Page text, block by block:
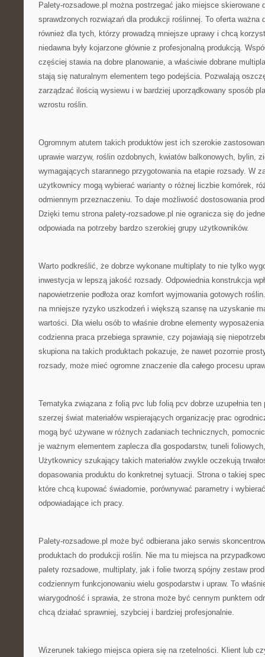
Palety-rozsadowe.pl można postrzegać jako miejsce skierowane
sprawdzonych rozwiązań dla produkcji roślinnej. To oferta ważna
również dla tych, którzy prowadzą mniejsze uprawy i chcą
niedawna były kojarzone głównie z profesjonalną produkcją.
częściej stawia na dobre planowanie, a właściwie dobrane
stają się naturalnym elementem tego podejścia. Pozwalają
zarządzać ilością wysiewu i w bardziej uporządkowany sposób
wzrostu roślin.
Ogromnym atutem takich produktów jest ich szerokie
uprawie warzyw, roślin ozdobnych, kwiatów balkonowych, bylin,
wymagających starannego przygotowania na etapie rozsady. W
użytkownicy mogą wybierać warianty o różnej liczbie komórek,
odmiennym przeznaczeniu. To daje możliwość dostosowania
Dzięki temu strona palety-rozsadowe.pl nie ogranicza się do
odpowiada na potrzeby bardzo szerokiej grupy użytkowników.
Warto podkreślić, że dobrze wykonane multiplaty to nie tylko
inwestycja w lepszą jakość rozsady. Odpowiednia konstrukcja
napowietrzenie podłoża oraz komfort wyjmowania gotowych
na mniejsze ryzyko uszkodzeń i większą szansę na uzyskanie
wartości. Dla wielu osób to właśnie drobne elementy
codzienna praca przebiega sprawnie, czy pojawiają się
skupiona na takich produktach pokazuje, że nawet pozornie
rozsady, może mieć ogromne znaczenie dla całego procesu
Tematyka związana z folią pvc lub folią pcv dobrze uzupełnia
szerzej świat materiałów wspierających organizację prac
mogą być używane w różnych zadaniach technicznych,
je ważnym elementem zaplecza dla gospodarstw, tuneli
Użytkownicy szukający takich materiałów zwykle oczekują
dopasowania produktu do konkretnej sytuacji. Strona o takiej
które chcą kupować świadomie, porównywać parametry i
odpowiadające ich pracy.
Palety-rozsadowe.pl może być odbierana jako serwis
produktach do produkcji roślin. Nie ma tu miejsca na
palety rozsadowe, multiplaty, jak i folie tworzą spójny zestaw
codziennym funkcjonowaniu wielu gospodarstw i upraw. To
wiarygodność i sprawia, że strona może być cennym punktem
chcą działać sprawniej, szybciej i bardziej profesjonalnie.
Wizerunek takiego miejsca opiera się na rzetelności. Klient lub